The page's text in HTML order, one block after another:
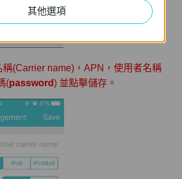
(Carrier name)，APN，使用者名稱
(password) 並點擊儲存。
其他選項